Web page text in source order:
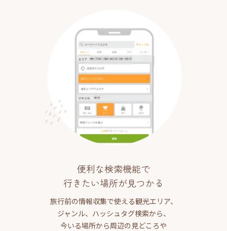
便利な検索機能で
行きたい場所が見つかる
旅行前の情報収集で使える観光エリア、
ジャンル、ハッシュタグ検索から、
今いる場所から周辺の見どころや